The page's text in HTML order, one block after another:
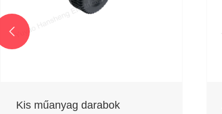
Kis műanyag darabok
